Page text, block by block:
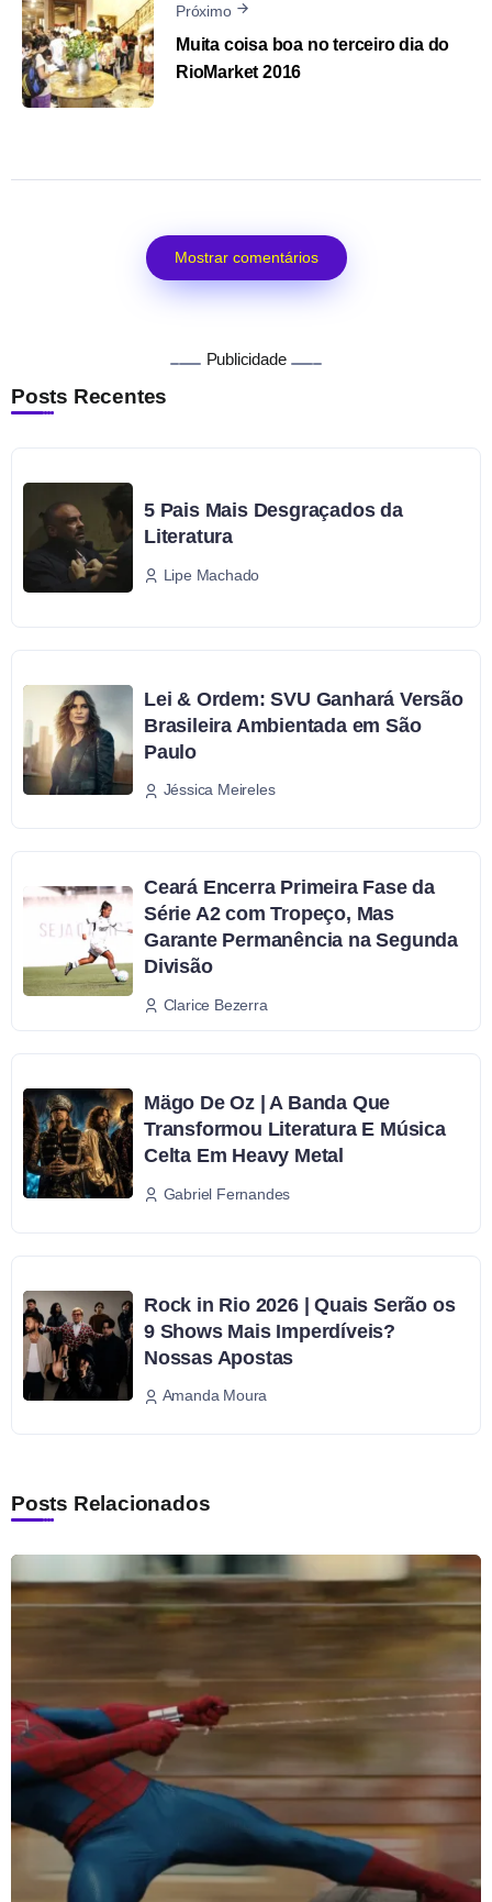
Próximo
Muita coisa boa no terceiro dia do
RioMarket 2016
Mostrar comentários
Publicidade
Posts Recentes
5 Pais Mais Desgraçados da
Literatura
Lipe Machado
Lei & Ordem: SVU Ganhará Versão
Brasileira Ambientada em São
Paulo
Jéssica Meireles
Ceará Encerra Primeira Fase da
Série A2 com Tropeço, Mas
Garante Permanência na Segunda
Divisão
Clarice Bezerra
Mägo De Oz | A Banda Que
Transformou Literatura E Música
Celta Em Heavy Metal
Gabriel Fernandes
Rock in Rio 2026 | Quais Serão os
9 Shows Mais Imperdíveis?
Nossas Apostas
Amanda Moura
Posts Relacionados